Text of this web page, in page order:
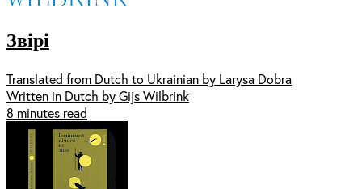
Звірі
Translated from Dutch to Ukrainian by Larysa Dobra
Written in Dutch by Gijs Wilbrink
8 minutes read